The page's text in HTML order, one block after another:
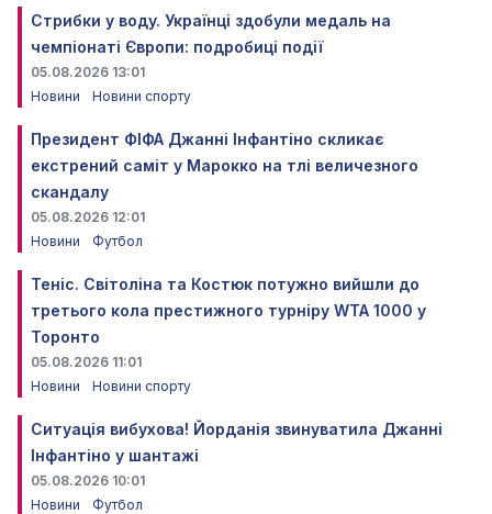
Стрибки у воду. Українці здобули медаль на
чемпіонаті Європи: подробиці події
05.08.2026 13:01
Новини
Новини спорту
Президент ФІФА Джанні Інфантіно скликає
екстрений саміт у Марокко на тлі величезного
скандалу
05.08.2026 12:01
Новини
Футбол
Теніс. Світоліна та Костюк потужно вийшли до
третього кола престижного турніру WTA 1000 у
Торонто
05.08.2026 11:01
Новини
Новини спорту
Ситуація вибухова! Йорданія звинуватила Джанні
Інфантіно у шантажі
05.08.2026 10:01
Новини
Футбол